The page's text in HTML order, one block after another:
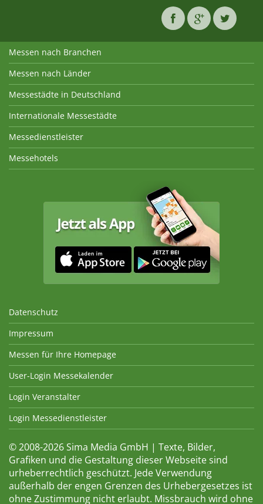
Messen nach Branchen
Messen nach Länder
Messestädte in Deutschland
Internationale Messestädte
Messedienstleister
Messehotels
Datenschutz
Impressum
Messen für Ihre Homepage
User-Login Messekalender
Login Veranstalter
Login Messedienstleister
© 2008-2026 Sima Media GmbH | Texte, Bilder,
Grafiken und die Gestaltung dieser Webseite sind
urheberrechtlich geschützt. Jede Verwendung
außerhalb der engen Grenzen des Urhebergesetzes ist
ohne Zustimmung nicht erlaubt. Missbrauch wird ohne